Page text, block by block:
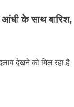
के साथ बारिश,
देखने को मिल रहा है